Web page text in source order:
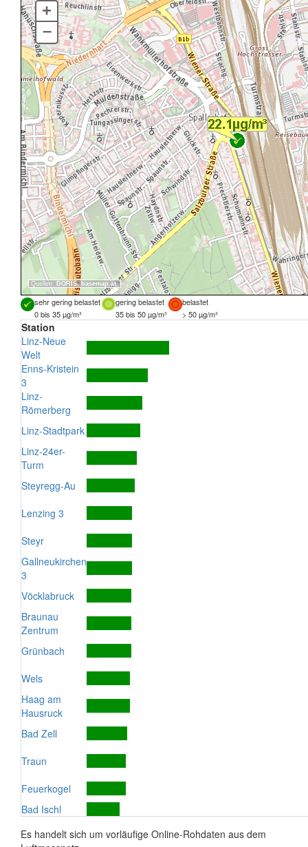
Quellen: DORIS, basemap.at
+
–
sehr gering belastet gering belastet
belastet
0 bis 35 µg/m³
35 bis 50 µg/m³ > 50 µg/m³
Station
Linz-Neue
Welt
Enns-Kristein
3
Linz-
Römerberg
Linz-Stadtpark
Linz-24er-
Turm
Steyregg-Au
Lenzing 3
Steyr
Gallneukirchen
3
Vöcklabruck
Braunau
Zentrum
Grünbach
Wels
Haag am
Hausruck
Bad Zell
Traun
Feuerkogel
Bad Ischl
Es handelt sich um vorläufige Online-Rohdaten aus dem